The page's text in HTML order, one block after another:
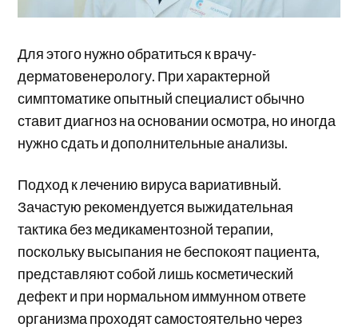
Для этого нужно обратиться к врачу-
дерматовенерологу. При характерной
симптоматике опытный специалист обычно
ставит диагноз на основании осмотра, но иногда
нужно сдать и дополнительные анализы.
Подход к лечению вируса вариативный.
Зачастую рекомендуется выжидательная
тактика без медикаментозной терапии,
поскольку высыпания не беспокоят пациента,
представляют собой лишь косметический
дефект и при нормальном иммунном ответе
организма проходят самостоятельно через